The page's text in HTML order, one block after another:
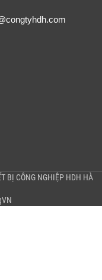
BỊ CÔNG NGHIỆP HDH HÀ